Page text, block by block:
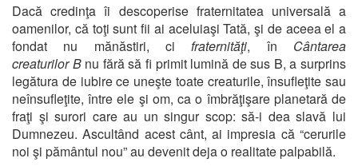
Dacă credinţa îi descoperise fraternitatea universală a
oamenilor, că toţi sunt fii ai aceluiaşi Tată, şi de aceea el a
fondat nu mănăstiri, ci fraternităţi, în Cântarea
creaturilorB nu fără să fi primit lumină de sus B, a surprins
legătura de iubire ce uneşte toate creaturile, însufleţite sau
neînsufleţite, între ele şi om, ca o îmbrăţişare planetară de
fraţi şi surori care au un singur scop: să-i dea slavă lui
Dumnezeu. Ascultând acest cânt, ai impresia că “cerurile
noi şi pământul nou” au devenit deja o realitate palpabilă.